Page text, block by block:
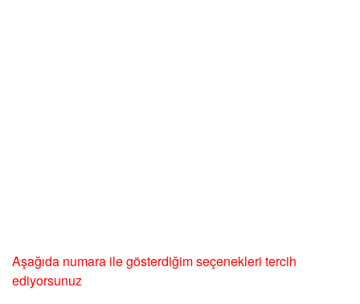
Aşağıda numara ile gösterdiğim seçenekleri tercih
ediyorsunuz